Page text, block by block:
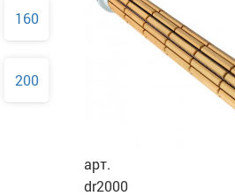
160
200
арт.
dr2000